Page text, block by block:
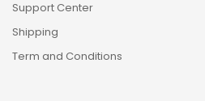
Support Center
Shipping
Term and Conditions